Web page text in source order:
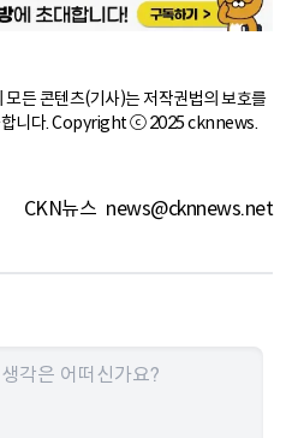
든 콘텐츠(기사)는 저작권법의 보호를
합니다. Copyright ⓒ 2025 cknnews.
CKN뉴스 news@cknnews.net